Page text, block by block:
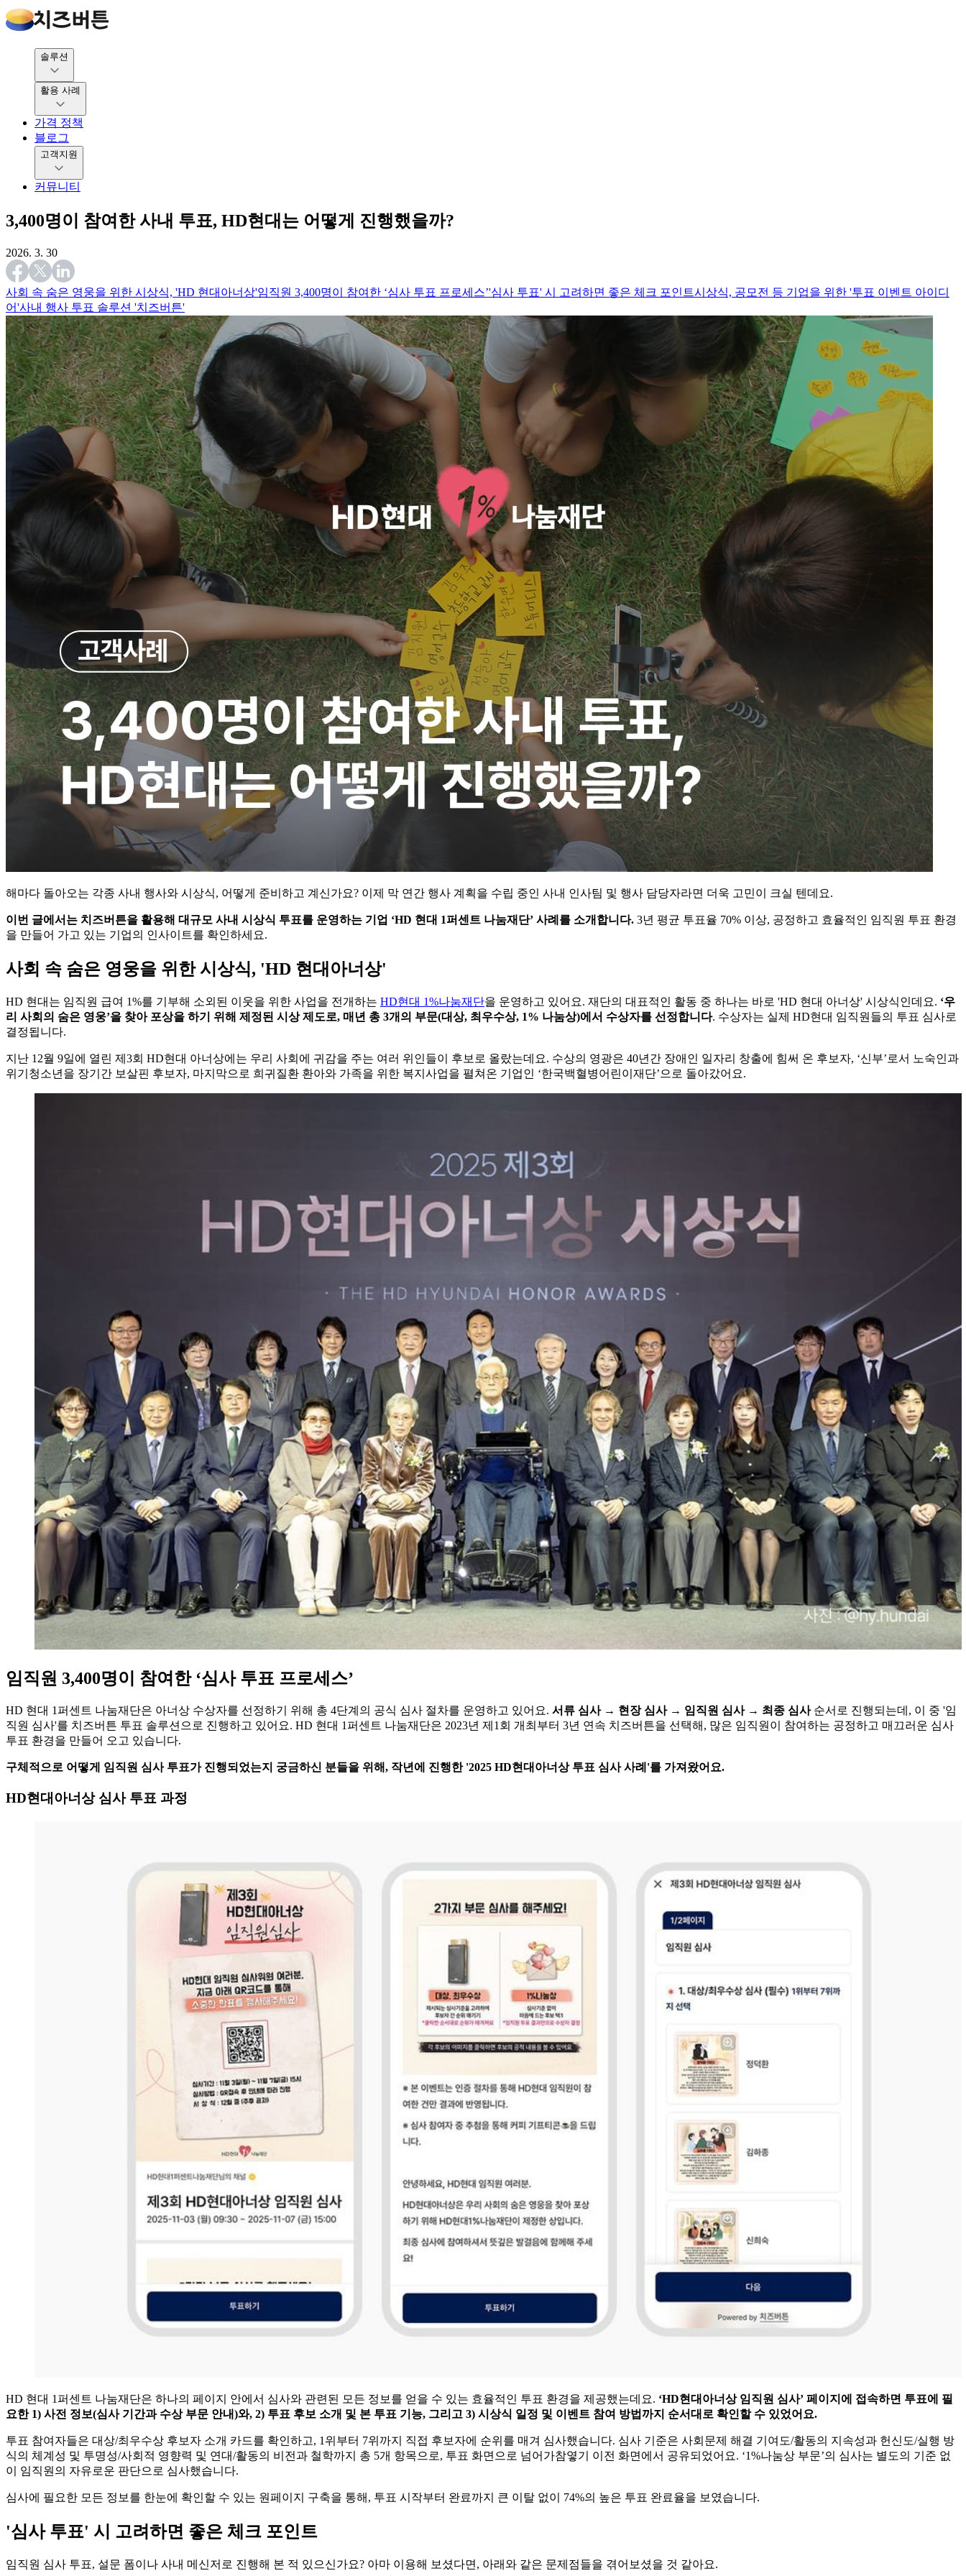
솔루션
활용 사례
가격 정책
블로그
고객지원
커뮤니티
3,400명이 참여한 사내 투표, HD현대는 어떻게 진행했을까?
2026. 3. 30
사회 속 숨은 영웅을 위한 시상식, 'HD 현대아너상'임직원 3,400명이 참여한 ‘심사 투표 프로세스’'심사 투표' 시 고려하면 좋은 체크 포인트시상식, 공모전 등 기업을 위한 '투표 이벤트 아이디
어'사내 행사 투표 솔루션 '치즈버튼'
해마다 돌아오는 각종 사내 행사와 시상식, 어떻게 준비하고 계신가요? 이제 막 연간 행사 계획을 수립 중인 사내 인사팀 및 행사 담당자라면 더욱 고민이 크실 텐데요.
이번 글에서는 치즈버튼을 활용해 대규모 사내 시상식 투표를 운영하는 기업 ‘HD 현대 1퍼센트 나눔재단’ 사례를 소개합니다. 3년 평균 투표율 70% 이상, 공정하고 효율적인 임직원 투표 환경
을 만들어 가고 있는 기업의 인사이트를 확인하세요.
사회 속 숨은 영웅을 위한 시상식, 'HD 현대아너상'
HD 현대는 임직원 급여 1%를 기부해 소외된 이웃을 위한 사업을 전개하는 HD현대 1%나눔재단을 운영하고 있어요. 재단의 대표적인 활동 중 하나는 바로 'HD 현대 아너상' 시상식인데요. ‘우
리 사회의 숨은 영웅’을 찾아 포상을 하기 위해 제정된 시상 제도로, 매년 총 3개의 부문(대상, 최우수상, 1% 나눔상)에서 수상자를 선정합니다. 수상자는 실제 HD현대 임직원들의 투표 심사로
결정됩니다.
지난 12월 9일에 열린 제3회 HD현대 아너상에는 우리 사회에 귀감을 주는 여러 위인들이 후보로 올랐는데요. 수상의 영광은 40년간 장애인 일자리 창출에 힘써 온 후보자, ‘신부’로서 노숙인과
위기청소년을 장기간 보살핀 후보자, 마지막으로 희귀질환 환아와 가족을 위한 복지사업을 펼쳐온 기업인 ‘한국백혈병어린이재단’으로 돌아갔어요.
임직원 3,400명이 참여한 ‘심사 투표 프로세스’
HD 현대 1퍼센트 나눔재단은 아너상 수상자를 선정하기 위해 총 4단계의 공식 심사 절차를 운영하고 있어요. 서류 심사 → 현장 심사 → 임직원 심사 → 최종 심사순서로 진행되는데, 이 중 '임
직원 심사'를 치즈버튼 투표 솔루션으로 진행하고 있어요. HD 현대 1퍼센트 나눔재단은 2023년 제1회 개최부터 3년 연속 치즈버튼을 선택해, 많은 임직원이 참여하는 공정하고 매끄러운 심사
투표 환경을 만들어 오고 있습니다.
구체적으로 어떻게 임직원 심사 투표가 진행되었는지 궁금하신 분들을 위해, 작년에 진행한 '2025 HD현대아너상 투표 심사 사례'를 가져왔어요.
HD현대아너상 심사 투표 과정
HD 현대 1퍼센트 나눔재단은 하나의 페이지 안에서 심사와 관련된 모든 정보를 얻을 수 있는 효율적인 투표 환경을 제공했는데요. ‘HD현대아너상 임직원 심사’ 페이지에 접속하면 투표에 필
요한 1) 사전 정보(심사 기간과 수상 부문 안내)와, 2) 투표 후보 소개 및 본 투표 기능, 그리고 3) 시상식 일정 및 이벤트 참여 방법까지 순서대로 확인할 수 있었어요.
투표 참여자들은 대상/최우수상 후보자 소개 카드를 확인하고, 1위부터 7위까지 직접 후보자에 순위를 매겨 심사했습니다. 심사 기준은 사회문제 해결 기여도/활동의 지속성과 헌신도/실행 방
식의 체계성 및 투명성/사회적 영향력 및 연대/활동의 비전과 철학까지 총 5개 항목으로, 투표 화면으로 넘어가참옇기 이전 화면에서 공유되었어요. ‘1%나눔상 부문’의 심사는 별도의 기준 없
이 임직원의 자유로운 판단으로 심사했습니다.
심사에 필요한 모든 정보를 한눈에 확인할 수 있는 원페이지 구축을 통해, 투표 시작부터 완료까지 큰 이탈 없이 74%의 높은 투표 완료율을 보였습니다.
'심사 투표' 시 고려하면 좋은 체크 포인트
임직원 심사 투표, 설문 폼이나 사내 메신저로 진행해 본 적 있으신가요? 아마 이용해 보셨다면, 아래와 같은 문제점들을 겪어보셨을 것 같아요.